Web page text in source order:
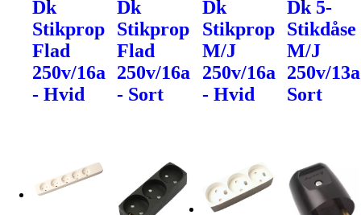
Dk
Stikprop
Flad
250v/16a
- Hvid
Dk
Stikprop
Flad
250v/16a
- Sort
Dk
Stikprop
M/J
250v/16a
- Hvid
Dk 5-
Stikdåse
M/J
250v/13a
Sort